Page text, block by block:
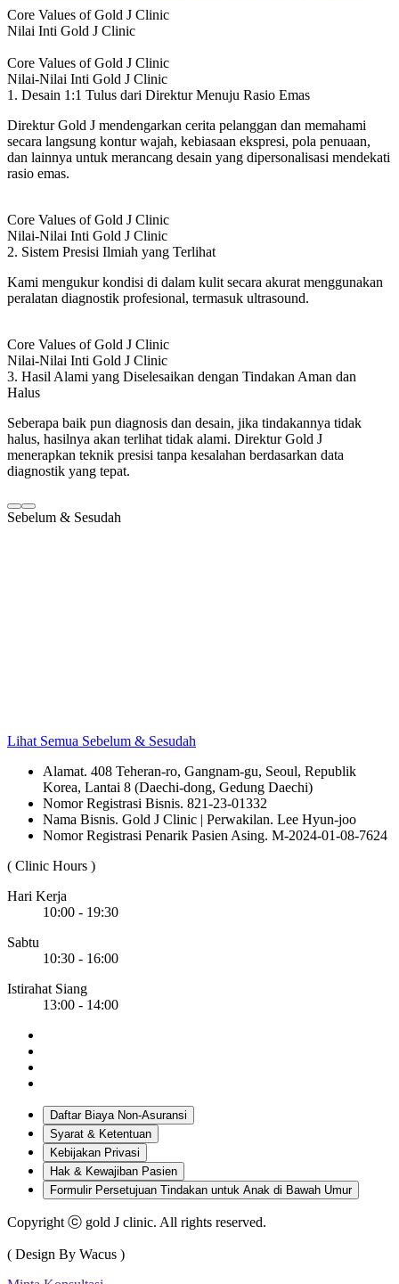
Core Values of Gold J Clinic
Nilai Inti Gold J Clinic
Core Values of Gold J Clinic
Nilai-Nilai Inti Gold J Clinic
1. Desain 1:1 Tulus dari Direktur Menuju Rasio Emas
Direktur Gold J mendengarkan cerita pelanggan dan memahami
secara langsung kontur wajah, kebiasaan ekspresi, pola penuaan,
dan lainnya untuk merancang desain yang dipersonalisasi mendekati
rasio emas.
Core Values of Gold J Clinic
Nilai-Nilai Inti Gold J Clinic
2. Sistem Presisi Ilmiah yang Terlihat
Kami mengukur kondisi di dalam kulit secara akurat menggunakan
peralatan diagnostik profesional, termasuk ultrasound.
Core Values of Gold J Clinic
Nilai-Nilai Inti Gold J Clinic
3. Hasil Alami yang Diselesaikan dengan Tindakan Aman dan
Halus
Seberapa baik pun diagnosis dan desain, jika tindakannya tidak
halus, hasilnya akan terlihat tidak alami. Direktur Gold J
menerapkan teknik presisi tanpa kesalahan berdasarkan data
diagnostik yang tepat.
Sebelum & Sesudah
Lihat Semua Sebelum & Sesudah
Alamat. 408 Teheran-ro, Gangnam-gu, Seoul, Republik
Korea, Lantai 8 (Daechi-dong, Gedung Daechi)
Nomor Registrasi Bisnis. 821-23-01332
Nama Bisnis. Gold J Clinic | Perwakilan. Lee Hyun-joo
Nomor Registrasi Penarik Pasien Asing. M-2024-01-08-7624
( Clinic Hours )
Hari Kerja
10:00 - 19:30
Sabtu
10:30 - 16:00
Istirahat Siang
13:00 - 14:00
Daftar Biaya Non-Asuransi
Syarat & Ketentuan
Kebijakan Privasi
Hak & Kewajiban Pasien
Formulir Persetujuan Tindakan untuk Anak di Bawah Umur
Copyright ⓒ gold J clinic. All rights reserved.
( Design By Wacus )